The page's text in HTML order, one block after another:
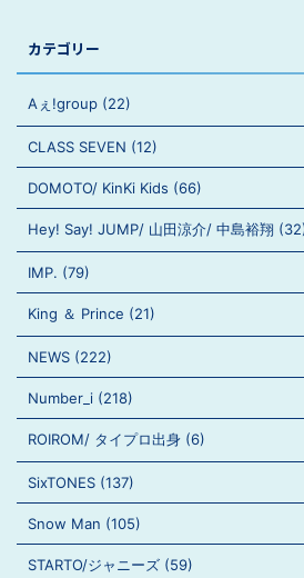
カテゴリー
Aぇ!group (22)
CLASS SEVEN (12)
DOMOTO/ KinKi Kids (66)
Hey! Say! JUMP/ 山田涼介/ 中島裕翔
IMP. (79)
King ＆ Prince (21)
NEWS (222)
Number_i (218)
ROIROM/ タイプロ出身 (6)
SixTONES (137)
Snow Man (105)
STARTO/ジャニーズ (59)